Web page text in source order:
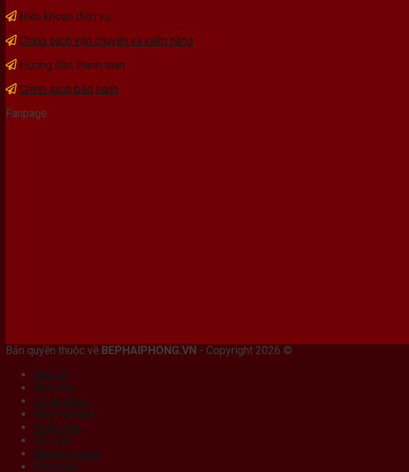
Điều khoản dịch vụ
Chính sách vận chuyển và kiểm hàng
Hướng dẫn thanh toán
Chính sách bảo hành
Fanpage
Bản quyền thuộc về BEPHAIPHONG.VN - Copyright 2026 ©
Bếp từ
Hút mùi
Lò vi sóng
Máy rửa bát
Chậu rửa
Vòi rửa
Máy lọc nước
Phụ kiện